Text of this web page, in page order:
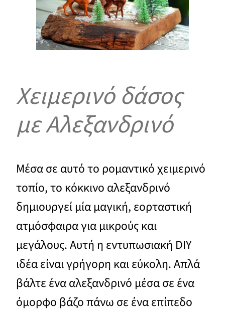
Χειμερινό δάσος
με Αλεξανδρινό
Μέσα σε αυτό το ρομαντικό χειμερινό
τοπίο, το κόκκινο αλεξανδρινό
δημιουργεί μία μαγική, εορταστική
ατμόσφαιρα για μικρούς και
μεγάλους. Αυτή η εντυπωσιακή DIY
ιδέα είναι γρήγορη και εύκολη. Απλά
βάλτε ένα αλεξανδρινό μέσα σε ένα
όμορφο βάζο πάνω σε ένα επίπεδο